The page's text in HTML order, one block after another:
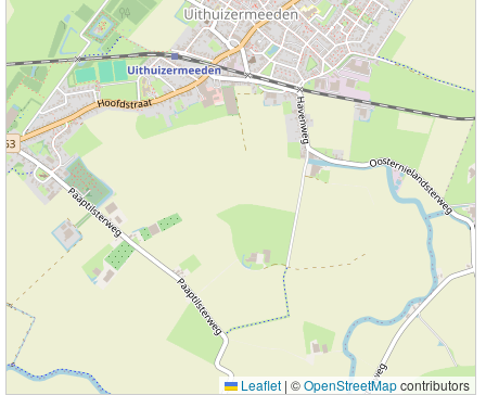
Leaflet | ©OpenStreetMapcontributors